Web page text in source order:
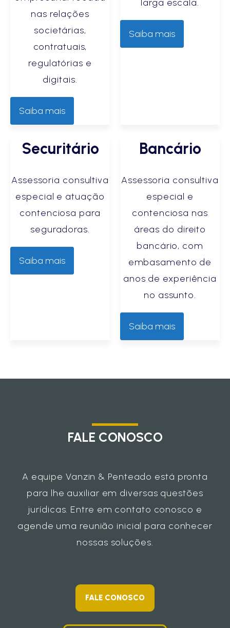
nas relações
societárias,
contratuais,
regulatórias e
digitais.
Saiba mais
larga escala.
Saiba mais
Securitário
Assessoria consultiva
especial e atuação
contenciosa para
seguradoras.
Saiba mais
Bancário
Assessoria consultiva
especial e
contenciosa nas
áreas do direito
bancário, com
embasamento de
anos de experiência
no assunto.
Saiba mais
FALE CONOSCO
A equipe Vanzin & Penteado está pronta
para lhe auxiliar em diversas questões
jurídicas. Entre em contato conosco e
agende uma reunião inicial para conhecer
nossas soluções.
FALE CONOSCO